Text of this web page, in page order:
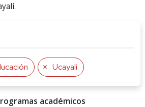
Ucayali
académicos